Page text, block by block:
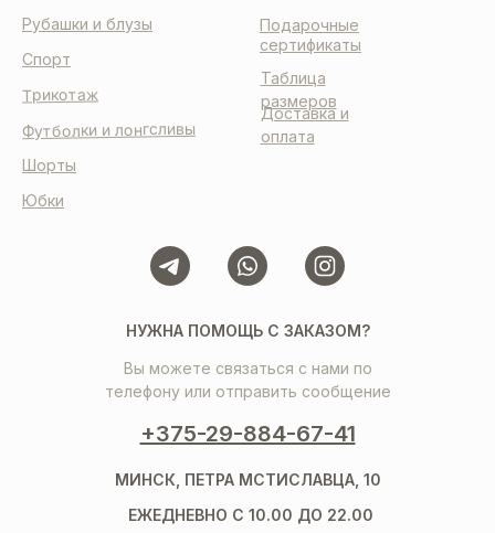
Таблица
размеров
Доставка и
оплата
Подарочные
сертификаты
НУЖНА ПОМОЩЬ С ЗАКАЗОМ?
Вы можете связаться с нами по
телефону или отправить сообщение
+375-29-884-67-41
МИНСК, ПЕТРА МСТИСЛАВЦА, 10
ЕЖЕДНЕВНО С 10.00 ДО 22.00
Шорты
Спорт
Рубашки и блузы
Трикотаж
Футболки и лонгсливы
Юбки